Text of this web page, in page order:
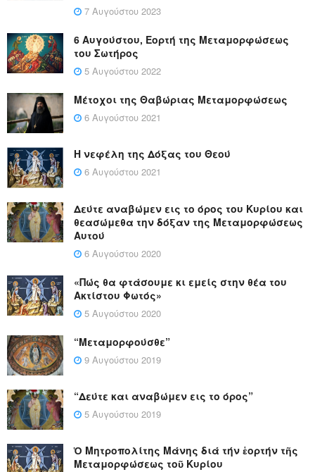
7 Αυγούστου 2023
6 Αυγούστου, Εορτή της Μεταμορφώσεως
του Σωτήρος
5 Αυγούστου 2022
Μέτοχοι της Θαβώριας Μεταμορφώσεως
6 Αυγούστου 2021
Η νεφέλη της Δόξας του Θεού
6 Αυγούστου 2021
Δεύτε αναβώμεν εις το όρος του Κυρίου και
θεασώμεθα την δόξαν της Μεταμορφώσεως
Αυτού
6 Αυγούστου 2020
«Πώς θα φτάσουμε κι εμείς στην θέα του
Ακτίστου Φωτός»
5 Αυγούστου 2020
“Μεταμορφούσθε”
9 Αυγούστου 2019
“Δεύτε και αναβώμεν εις το όρος”
5 Αυγούστου 2019
Ὁ Μητροπολίτης Μάνης διά τήν ἑορτήν τῆς
Μεταμορφώσεως τοῦ Κυρίου